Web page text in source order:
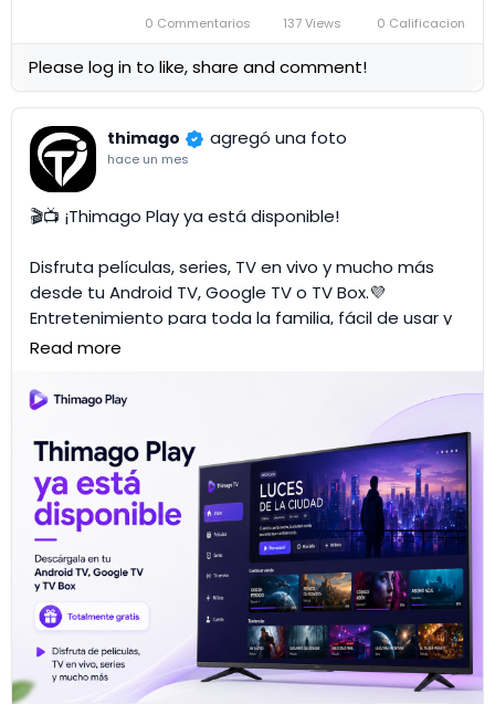
0 Commentarios 137 Views 0 Calificacion
Please log in to like, share and comment!
thimago agregó una foto
hace un mes
🎬📺 ¡Thimago Play ya está disponible!
Disfruta películas, series, TV en vivo y mucho más
desde tu Android TV, Google TV o TV Box.💜
Entretenimiento para toda la familia, fácil de usar y
totalmente gratis.
📲 Descárgala ahora desde Play Store:
Convierte tu TV en un centro de entretenimiento
con Thimago Play.
Read more